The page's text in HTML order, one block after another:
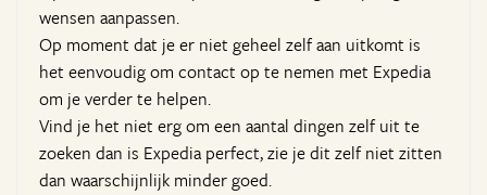
wensen aanpassen.
Op moment dat je er niet geheel zelf aan uitkomt is
het eenvoudig om contact op te nemen met Expedia
om je verder te helpen.
Vind je het niet erg om een aantal dingen zelf uit te
zoeken dan is Expedia perfect, zie je dit zelf niet zitten
dan waarschijnlijk minder goed.